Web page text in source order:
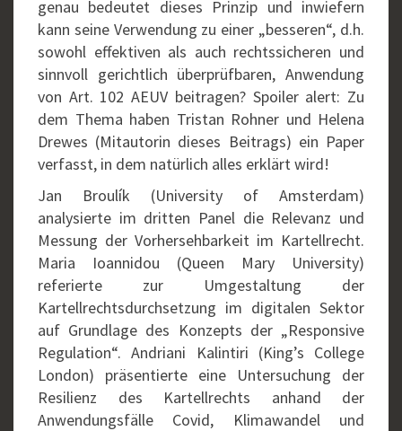
genau bedeutet dieses Prinzip und inwiefern
kann seine Verwendung zu einer „besseren“, d.h.
sowohl effektiven als auch rechtssicheren und
sinnvoll gerichtlich überprüfbaren, Anwendung
von Art. 102 AEUV beitragen? Spoiler alert: Zu
dem Thema haben Tristan Rohner und Helena
Drewes (Mitautorin dieses Beitrags) ein Paper
verfasst, in dem natürlich alles erklärt wird!
Jan Broulík (University of Amsterdam)
analysierte im dritten Panel die Relevanz und
Messung der Vorhersehbarkeit im Kartellrecht.
Maria Ioannidou (Queen Mary University)
referierte zur Umgestaltung der
Kartellrechtsdurchsetzung im digitalen Sektor
auf Grundlage des Konzepts der „Responsive
Regulation“. Andriani Kalintiri (King’s College
London) präsentierte eine Untersuchung der
Resilienz des Kartellrechts anhand der
Anwendungsfälle Covid, Klimawandel und